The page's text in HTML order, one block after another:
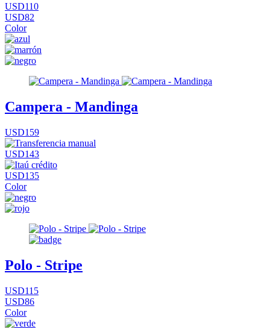
USD110
USD82
Color
Campera - Mandinga
USD159
USD143
USD135
Color
Polo - Stripe
USD115
USD86
Color